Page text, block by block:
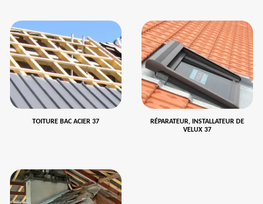
TOITURE BAC ACIER 37
RÉPARATEUR, INSTALLATEUR DE
VELUX 37